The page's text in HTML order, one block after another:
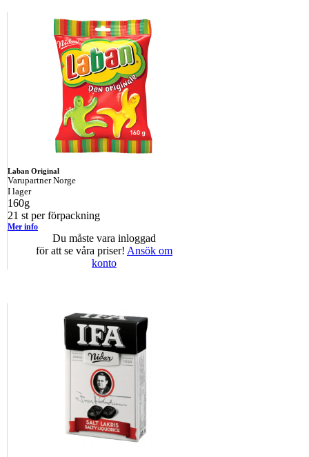
Laban Original
Varupartner Norge
I lager
160g
21 st per förpackning
Mer info
Du måste vara inloggad
för att se våra priser! Ansök om
konto